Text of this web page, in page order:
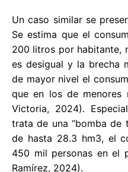
Un caso similar se
Se estima que el
200 litros por habitante,
es desigual y la brecha
de mayor nivel el
que en los de menores
Victoria, 2024).
trata de una “bomba de
de hasta 28.3 hm3, el
450 mil personas en el
Ramírez, 2024).